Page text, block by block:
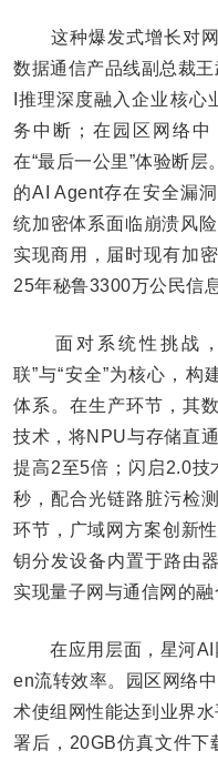
这种爆发式增长对网
数据通信产品线副总裁
I推理深度融入企业核心
务中断；在园区网络中
在“最后一公里”体验断
的AI Agent存在安全漏
统加密体系面临崩溃风
实现商用，届时现有加
25年秘鲁3300万公民信
面对系统性挑战，
联”与“安全”为核心，构
体系。在生产环节，其
技术，将NPU与存储直
提高2至5倍；闪启2.0技
秒，配合光链路脏污检
环节，广域网方案创新
钥分发设备内置于路由
实现量子网与通信网的融
在应用层面，星河AI
en流转效率。园区网络
术使组网性能达到业界
署后，20GB仿真文件